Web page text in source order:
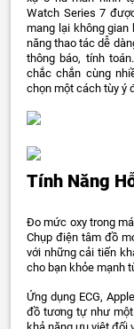
Watch Series 7
mang lại không gian
năng thao tác dễ
thông báo, tính
chắc chắn cùng
chọn một cách tùy ý
Tính Năng
Đo mức oxy trong
Chụp điện tâm đồ
với những cải tiến
cho bạn khỏe mạnh
Ứng dụng ECG,
đồ tương tự như